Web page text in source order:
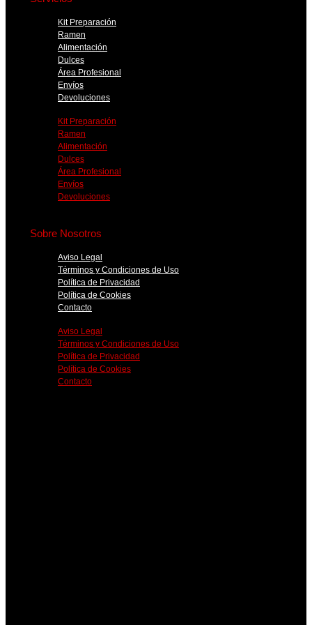
Kit Preparación
Ramen
Alimentación
Dulces
Área Profesional
Envíos
Devoluciones
Kit Preparación
Ramen
Alimentación
Dulces
Área Profesional
Envíos
Devoluciones
Sobre Nosotros
Aviso Legal
Términos y Condiciones de Uso
Política de Privacidad
Política de Cookies
Contacto
Aviso Legal
Términos y Condiciones de Uso
Política de Privacidad
Política de Cookies
Contacto